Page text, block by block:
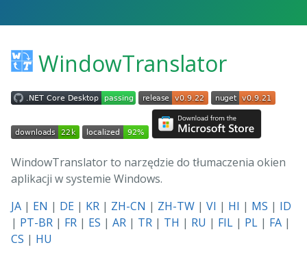
WindowTranslator
WindowTranslator to narzędzie do tłumaczenia okien
aplikacji w systemie Windows.
JA | EN | DE | KR | ZH-CN | ZH-TW | VI | HI | MS | ID
| PT-BR | FR | ES | AR | TR | TH | RU | FIL | PL | FA |
CS | HU